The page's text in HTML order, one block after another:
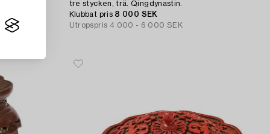
tre stycken, trä. Qingdynastin.
Klubbat pris 8 000 SEK
Utropspris 4 000 - 6 000 SEK